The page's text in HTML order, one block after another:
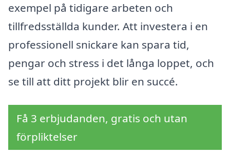
exempel på tidigare arbeten och
tillfredsställda kunder. Att investera i en
professionell snickare kan spara tid,
pengar och stress i det långa loppet, och
se till att ditt projekt blir en succé.
Få 3 erbjudanden, gratis och utan
förpliktelser